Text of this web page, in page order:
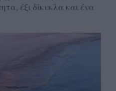
έξι δίκυκλα και ένα